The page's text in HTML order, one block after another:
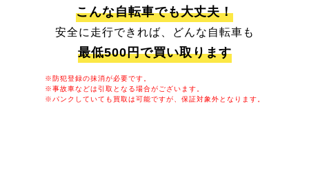
こんな自転車でも大丈夫！
安全に走行できれば、どんな自転車も
最低500円で買い取ります
※防犯登録の抹消が必要です。
※事故車などは引取となる場合がございます。
※パンクしていても買取は可能ですが、保証対象外となります。